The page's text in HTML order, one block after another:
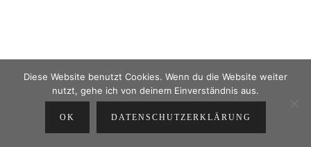
Diese Website benutzt Cookies. Wenn du die Website weiter
nutzt, gehe ich von deinem Einverständnis aus.
OK DATENSCHUTZERKLÄRUNG